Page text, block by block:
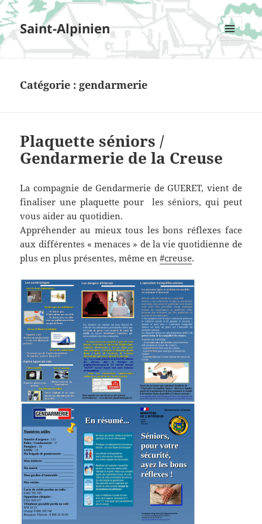
Saint-Alpinien
MENU
Catégorie : gendarmerie
Plaquette séniors /
Gendarmerie de la Creuse
La compagnie de Gendarmerie de GUERET, vient de
finaliser une plaquette pour les séniors, qui peut
vous aider au quotidien.
Appréhender au mieux tous les bons réflexes face
aux différentes « menaces » de la vie quotidienne de
plus en plus présentes, même en#creuse.